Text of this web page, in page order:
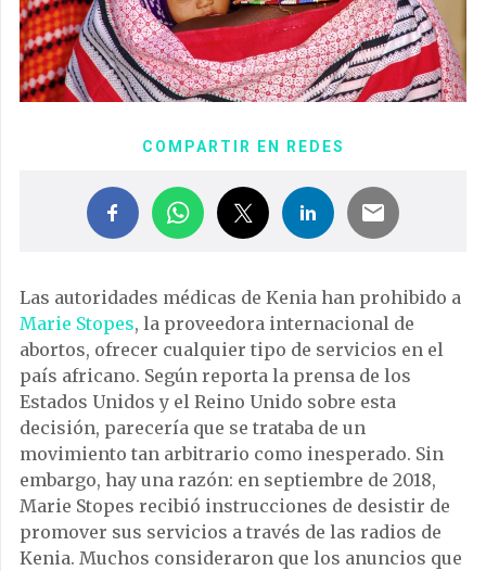
COMPARTIR EN REDES
Las autoridades médicas de Kenia han prohibido a
Marie Stopes, la proveedora internacional de
abortos, ofrecer cualquier tipo de servicios en el
país africano. Según reporta la prensa de los
Estados Unidos y el Reino Unido sobre esta
decisión, parecería que se trataba de un
movimiento tan arbitrario como inesperado. Sin
embargo, hay una razón: en septiembre de 2018,
Marie Stopes recibió instrucciones de desistir de
promover sus servicios a través de las radios de
Kenia. Muchos consideraron que los anuncios que